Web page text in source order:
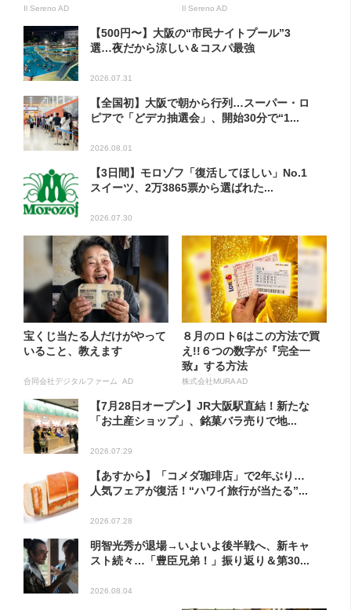
Il Sereno AD Il Sereno AD
【500円〜】大阪の“市民ナイトプール”3
選…夜だから涼しい＆コスパ最強
2026.07.31
【全国初】大阪で朝から行列…スーパー・ロ
ピアで「どデカ抽選会」、開始30分で“1...
2026.08.01
【3日間】モロゾフ「復活してほしい」No.1
スイーツ、2万3865票から選ばれた...
2026.07.30
宝くじ当たる人だけがやって
いること、教えます
合同会社デジタルファーム AD
８月のロト6はこの方法で買
え!!６つの数字が『完全一
致』する方法
株式会社MURA AD
【7月28日オープン】JR大阪駅直結！新たな
「お土産ショップ」、銘菓バラ売りで地...
2026.07.29
【あすから】「コメダ珈琲店」で2年ぶり…
人気フェアが復活！“ハワイ旅行が当たる”...
2026.07.28
明智光秀が退場→いよいよ後半戦へ、新キャ
スト続々…「豊臣兄弟！」振り返り＆第30...
2026.08.04